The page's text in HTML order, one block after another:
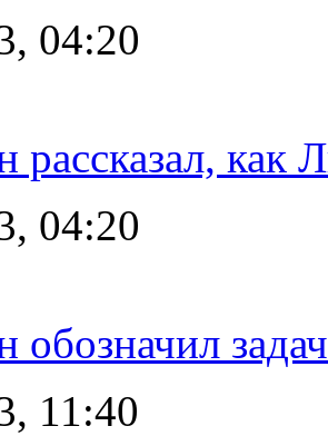
04:20
как
04:20
11:40